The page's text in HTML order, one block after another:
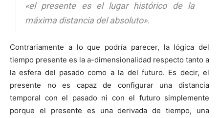
«el presente es el lugar histórico de la
máxima distancia del absoluto».
Contrariamente a lo que podría parecer, la lógica del
tiempo presente es la a-dimensionalidad respecto tanto a
la esfera del pasado como a la del futuro. Es decir, el
presente no es capaz de configurar una distancia
temporal con el pasado ni con el futuro simplemente
porque el presente es una derivada de tiempo, una